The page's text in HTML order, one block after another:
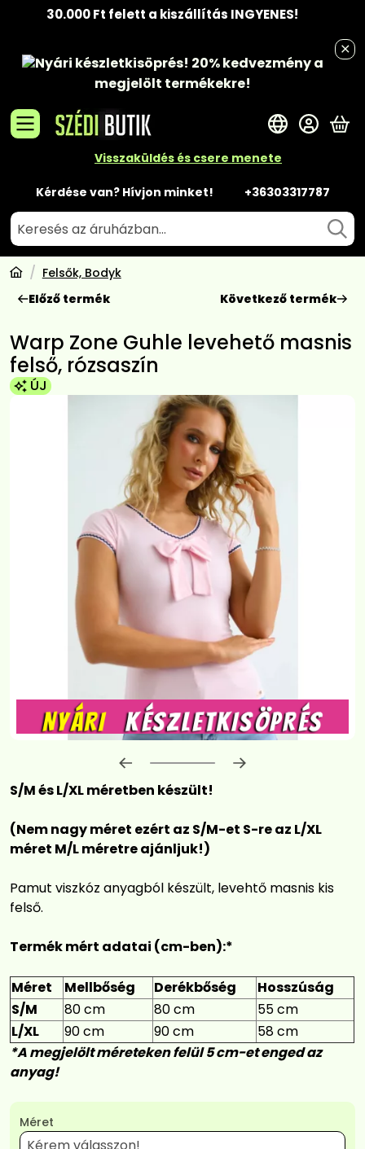
30.000 Ft felett a kiszállítás INGYENES!
Nyári készletkisöprés! 20% kedvezménya
megjelölt termékekre!
Visszaküldés és csere menete
Kérdése van? Hívjon minket! +36303317787
A
Felsők, Bodyk
Előző termék
Következő termék
Warp Zone Guhle levehető masnis
felső, rózsaszín
ÚJ
Előrehaladás:
S/M és L/XL méretben készült!
(Nem nagy méret ezért az S/M-et S-re az L/XL
méret M/L méretre ajánljuk!)
Pamut viszkóz anyagból készült, levehtő masnis kis
felső.
Termék mért adatai (cm-ben):*
Méret Mellbőség Derékbőség
Hosszúság
S/M
80 cm 80 cm
55 cm
L/XL
90 cm 90 cm
58 cm
*A megjelölt méreteken felül 5 cm-et enged az
anyag!
Méret